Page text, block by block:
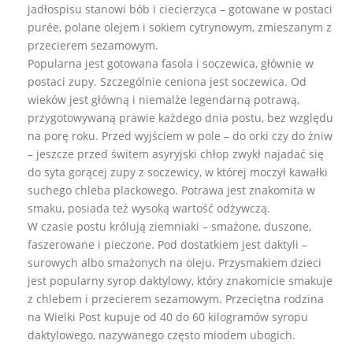
jadłospisu stanowi bób i ciecierzyca – gotowane w postaci
purée, polane olejem i sokiem cytrynowym, zmieszanym z
przecierem sezamowym.
Popularna jest gotowana fasola i soczewica, głównie w
postaci zupy. Szczególnie ceniona jest soczewica. Od
wieków jest główną i niemalże legendarną potrawą,
przygotowywaną prawie każdego dnia postu, bez względu
na porę roku. Przed wyjściem w pole – do orki czy do żniw
– jeszcze przed świtem asyryjski chłop zwykł najadać się
do syta gorącej zupy z soczewicy, w której moczył kawałki
suchego chleba plackowego. Potrawa jest znakomita w
smaku, posiada też wysoką wartość odżywczą.
W czasie postu królują ziemniaki – smażone, duszone,
faszerowane i pieczone. Pod dostatkiem jest daktyli –
surowych albo smażonych na oleju. Przysmakiem dzieci
jest popularny syrop daktylowy, który znakomicie smakuje
z chlebem i przecierem sezamowym. Przeciętna rodzina
na Wielki Post kupuje od 40 do 60 kilogramów syropu
daktylowego, nazywanego często miodem ubogich.